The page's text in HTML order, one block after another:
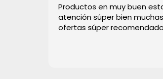
Productos en muy buen estado
atención súper bien muchas
ofertas súper recomendado